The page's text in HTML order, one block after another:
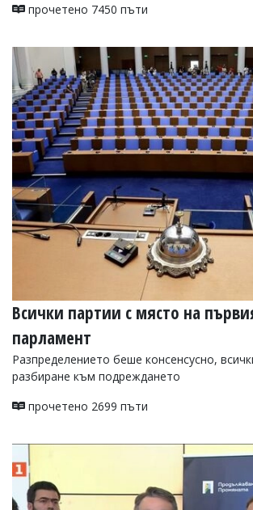
прочетено 7450 пъти
Всички партии с място на
парламент
Разпределението беше консенсусно,
разбиране към подреждането
прочетено 2699 пъти